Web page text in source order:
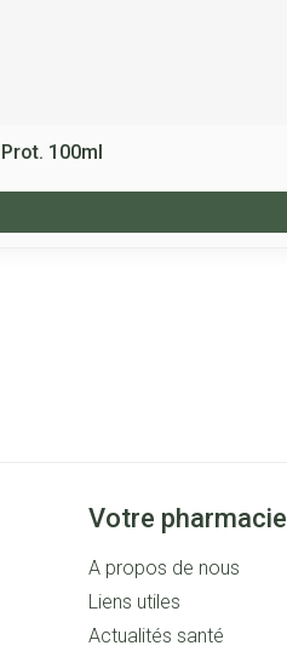
100ml
Votre pharmacie
A propos de nous
Liens utiles
Actualités santé